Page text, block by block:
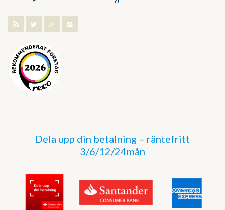
Dela upp din betalning – räntefritt
3/6/12/24mån